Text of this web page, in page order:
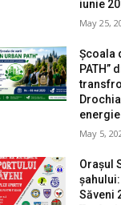
iunie
May 25,
Școala
PATH”
May 5,
Orașul
Săveni